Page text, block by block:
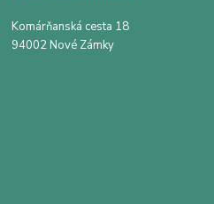
Komárňanská cesta 18
94002 Nové Zámky